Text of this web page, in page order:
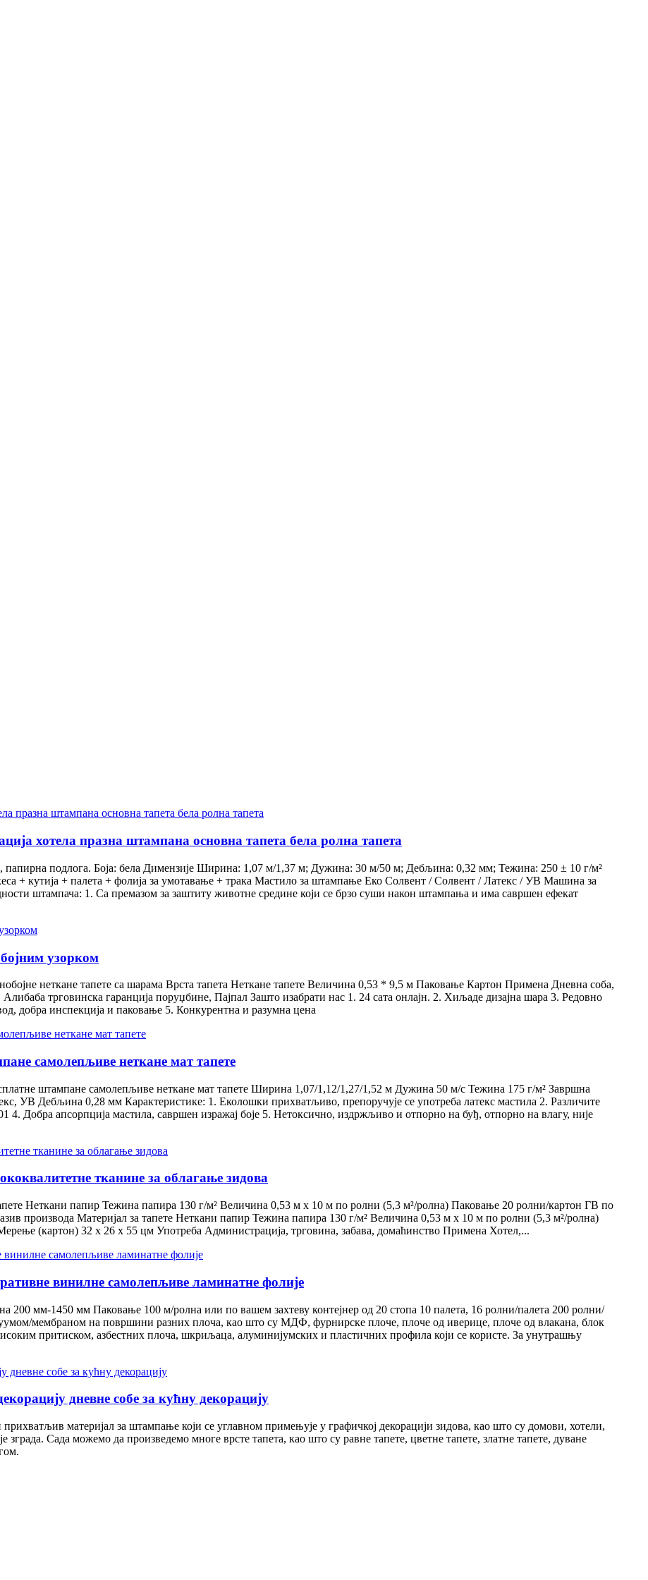
хотела празна штампана основна тапета бела ролна тапета
подлога. Боја: бела Димензије Ширина: 1,07 м/1,37 м; Дужина: 30 м/50 м; Дебљина: 0,32 мм; Тежина: 250 ± 10 г/м²
+ кутија + палета + фолија за умотавање + трака Мастило за штампање Еко Солвент / Солвент / Латекс / УВ Машина за
штампача: 1. Са премазом за заштиту животне средине који се брзо суши након штампања и има савршен ефекат
узорком
неткане тапете са шарама Врста тапета Неткане тапете Величина 0,53 * 9,5 м Паковање Картон Примена Дневна соба,
трговинска гаранција поруџбине, Пајпал Зашто изабрати нас 1. 24 сата онлајн. 2. Хиљаде дизајна шара 3. Редовно
добра инспекција и паковање 5. Конкурентна и разумна цена
самолепљиве неткане мат тапете
штампане самолепљиве неткане мат тапете Ширина 1,07/1,12/1,27/1,52 м Дужина 50 м/с Тежина 175 г/м² Завршна
УВ Дебљина 0,28 мм Карактеристике: 1. Еколошки прихватљиво, препоручује се употреба латекс мастила 2. Различите
4. Добра апсорпција мастила, савршен изражај боје 5. Нетоксично, издржљиво и отпорно на буђ, отпорно на влагу, није
тканине за облагање зидова
Неткани папир Тежина папира 130 г/м² Величина 0,53 м x 10 м по ролни (5,3 м²/ролна) Паковање 20 ролни/картон ГВ по
производа Материјал за тапете Неткани папир Тежина папира 130 г/м² Величина 0,53 м x 10 м по ролни (5,3 м²/ролна)
(картон) 32 x 26 x 55 цм Употреба Администрација, трговина, забава, домаћинство Примена Хотел,...
винилне самолепљиве ламинатне фолије
мм-1450 мм Паковање 100 м/ролна или по вашем захтеву контејнер од 20 стопа 10 палета, 16 ролни/палета 200 ролни/
мембраном на површини разних плоча, као што су МДФ, фурнирске плоче, плоче од иверице, плоче од влакана, блок
притиском, азбестних плоча, шкриљаца, алуминијумских и пластичних профила који се користе. За унутрашњу
дневне собе за кућну декорацију
материјал за штампање који се углавном примењује у графичкој декорацији зидова, као што су домови, хотели,
зграда. Сада можемо да произведемо многе врсте тапета, као што су равне тапете, цветне тапете, златне тапете, дуване